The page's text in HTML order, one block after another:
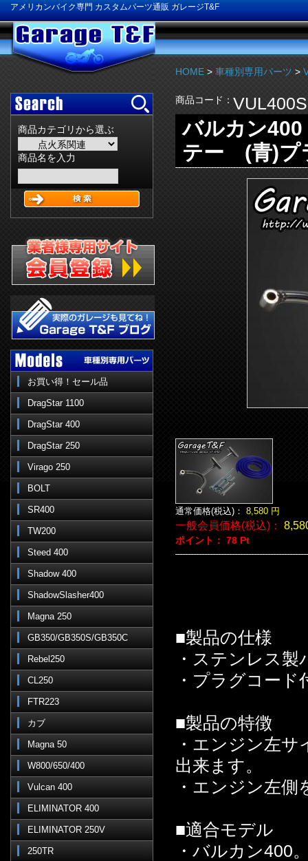
アメリカンバイク専門 カスタムパーツ通販 ガレージT&F
商品カテゴリから選ぶ
商品名を入力
お買い得！セール品
DragStar 1100
DragStar 400
DragStar 250
Virago 250
BOLT
SR400
TW200
Steed 400
Shadow 400
ShadowSlasher400
Magna 250
GB350/GB350S/GB350C
Rebel250
CL250
FTR223
カブ
Magna 50
W800/650/400
Vulcan 400
ELIMINATOR 400
ELIMINATOR 250V
250TR
HOME > 車種別専用パーツ >
商品コード：
バルカン
テー (青)プ
通常価格(税込)： 8,580 円
一般会員価格(税込)：
ポイント： 78 Pt
■製品の仕様
・ステンレス製
・プラグコード
■製品の特徴
・エンジン左
出来ます。
・エンジン左
■適合モデル
・バルカン400